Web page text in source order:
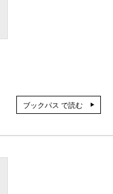
ブックパス で読む